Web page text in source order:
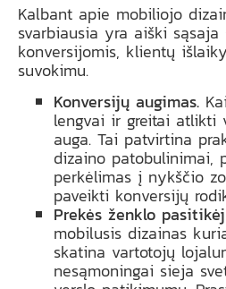
Kalbant apie mobiliojo
svarbiausia yra aiški
konversijomis, klientų
suvokimu.
Konversijų augimas.
lengvai ir greitai atlikti
auga. Tai patvirtina
dizaino patobulinimai,
perkėlimas į nykščio
paveikti konversijų
Prekės ženklo
mobilusis dizainas
skatina vartotojų
nesąmoningai sieja